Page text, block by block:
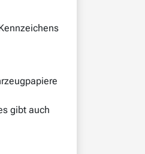
gibt auch